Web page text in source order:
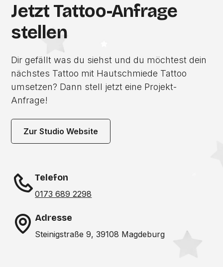
Jetzt Tattoo-Anfrage
stellen
Dir gefällt was du siehst und du möchtest dein
nächstes Tattoo mit Hautschmiede Tattoo
umsetzen? Dann stell jetzt eine Projekt-
Anfrage!
Zur Studio Website
Telefon
0173 689 2298
Adresse
Steinigstraße 9, 39108 Magdeburg